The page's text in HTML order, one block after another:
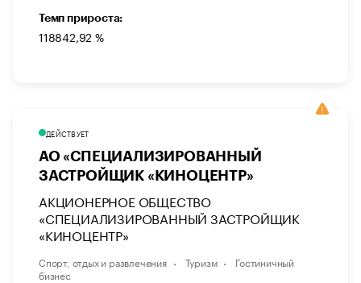
Темп прироста:
118842,92 %
ДЕЙСТВУЕТ
АО «СПЕЦИАЛИЗИРОВАННЫЙ
ЗАСТРОЙЩИК «КИНОЦЕНТР»
АКЦИОНЕРНОЕ ОБЩЕСТВО
«СПЕЦИАЛИЗИРОВАННЫЙ ЗАСТРОЙЩИК
«КИНОЦЕНТР»
Спорт, отдых и развлечения Туризм
Гостиничный
бизнес